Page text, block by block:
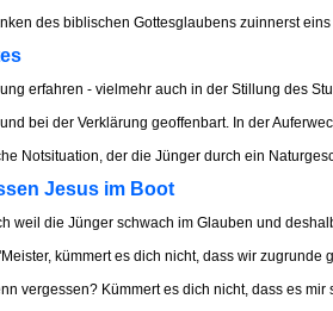
des biblischen Gottesglaubens zuinnerst
erfahren - vielmehr auch in der Stillung des
bei der Verklärung geoffenbart. In der
Notsituation, der die Jünger durch ein
Jesus im Boot
weil die Jünger schwach im Glauben und
kümmert es dich nicht, dass wir zugrunde
vergessen? Kümmert es dich nicht, dass es mir